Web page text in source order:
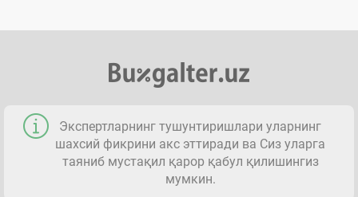
Экспертларнинг тушунтиришлари уларнинг
шахсий фикрини акс эттиради ва Сиз уларга
таяниб мустақил қарор қабул қилишингиз
мумкин.